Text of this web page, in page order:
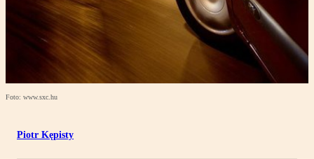
Foto: www.sxc.hu
Piotr Kępisty